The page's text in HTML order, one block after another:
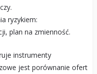
ryzykiem:
plan na zmienność.
instrumenty
jest porównanie ofert